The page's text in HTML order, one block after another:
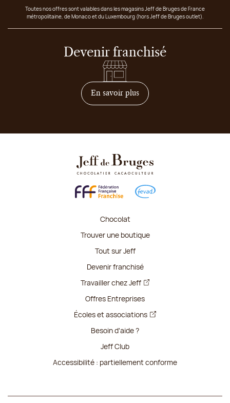
Toutes nos offres sont valables dans les magasins Jeff de Bruges de France
métropolitaine, de Monaco et du Luxembourg (hors Jeff de Bruges outlet).
Devenir franchisé
En savoir plussur comment devenir
Chocolat
Trouver une boutique
Tout sur Jeff
Devenir franchisé
Travailler chez Jeff
Offres Entreprises
Écoles et associations
Besoin d'aide ?
Jeff Club
Accessibilité : partiellement conforme